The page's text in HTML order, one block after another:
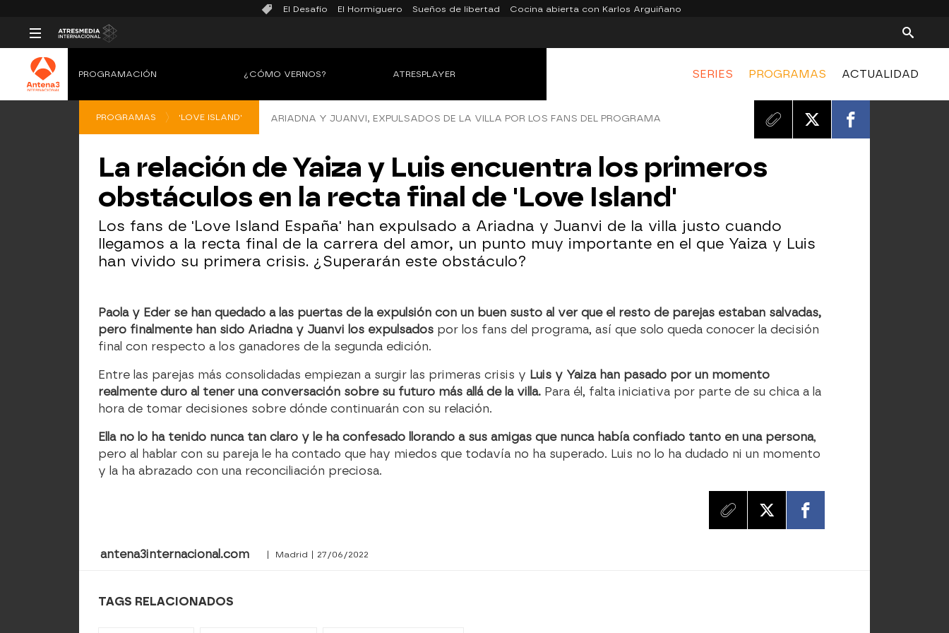
El Desafío El Hormiguero Sueños de libertad Cocina abierta con Karlos Arguiñano
SERIES PROGRAMAS ACTUALIDAD
PROGRAMACIÓN ¿CÓMO VERNOS? ATRESPLAYER
PROGRAMAS 'LOVE ISLAND' ARIADNA Y JUANVI, EXPULSADOS DE LA VILLA POR LOS FANS DEL PROGRAMA
La relación de Yaiza y Luis encuentra los primeros
obstáculos en la recta final de 'Love Island'
Los fans de 'Love Island España' han expulsado a Ariadna y Juanvi de la villa justo cuando
llegamos a la recta final de la carrera del amor, un punto muy importante en el que Yaiza y Luis
han vivido su primera crisis. ¿Superarán este obstáculo?
Paola y Eder se han quedado a las puertas de la expulsión con un buen susto al ver que el resto de parejas estaban salvadas,
pero finalmente han sido Ariadna y Juanvi los expulsados por los fans del programa, así que solo queda conocer la decisión
final con respecto a los ganadores de la segunda edición.
Entre las parejas más consolidadas empiezan a surgir las primeras crisis y Luis y Yaiza han pasado por un momento
realmente duro al tener una conversación sobre su futuro más allá de la villa. Para él, falta iniciativa por parte de su chica a la
hora de tomar decisiones sobre dónde continuarán con su relación.
Ella no lo ha tenido nunca tan claro y le ha confesado llorando a sus amigas que nunca había confiado tanto en una persona,
pero al hablar con su pareja le ha contado que hay miedos que todavía no ha superado. Luis no lo ha dudado ni un momento
y la ha abrazado con una reconciliación preciosa.
antena3internacional.com | Madrid | 27/06/2022
TAGS RELACIONADOS